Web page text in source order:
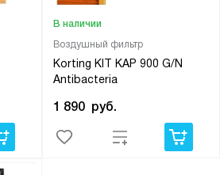
Воздушный фильтр
Korting KIT KAP 900 G/N
Antibacteria
В наличии
1 890 руб.